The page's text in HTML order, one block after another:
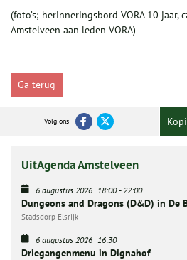
(foto’s; herinneringsbord VORA 10 jaar,
Amstelveen aan leden VORA)
Ga terug
Volg ons
UitAgenda Amstelveen
6 augustus 2026 18:00- 22:00
Dungeons and Dragons (D&D) in De
Stadsdorp Elsrijk
6 augustus 2026 16:30
Driegangenmenu in Dignahof